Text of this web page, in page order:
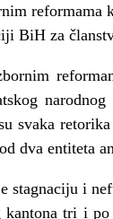
reformama
BiH za
svaka
dva entiteta
stagnaciju i
kantona tri i